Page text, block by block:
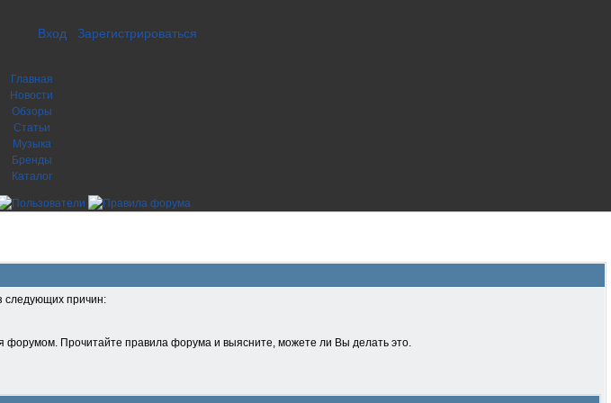
Вход Зарегистрироваться
Главная
Новости
Обзоры
Статьи
Музыка
Бренды
Каталог
следующих причин:
форумом. Прочитайте правила форума и выясните, можете ли Вы делать это.